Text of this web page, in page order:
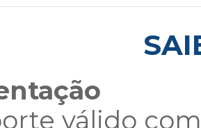
válido